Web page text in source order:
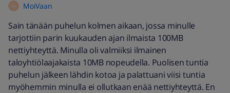
M MoiVaan
Sain tänään puhelun kolmen aikaan, jossa minulle
tarjottiin parin kuukauden ajan ilmaista 100MB
nettiyhteyttä. Minulla oli valmiiksi ilmainen
taloyhtiölaajakaista 10MB nopeudella. Puolisen tuntia
puhelun jälkeen lähdin kotoa ja palattuani viisi tuntia
myöhemmin minulla ei ollutkaan enää nettiyhteyttä. En